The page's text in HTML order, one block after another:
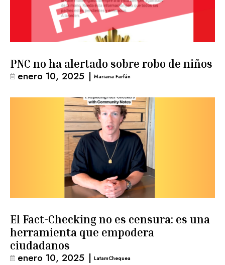
PNC no ha alertado sobre robo de niños
enero 10, 2025 | Mariana Farfán
El Fact-Checking no es censura: es una
herramienta que empodera
ciudadanos
enero 10, 2025 | LatamChequea